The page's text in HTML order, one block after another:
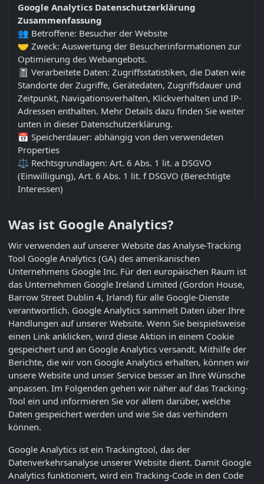
Google Analytics Datenschutzerklärung
Zusammenfassung
👥 Betroffene: Besucher der Website
🤝 Zweck: Auswertung der Besucherinformationen zur
Optimierung des Webangebots.
📓 Verarbeitete Daten: Zugriffsstatistiken, die Daten wie
Standorte der Zugriffe, Gerätedaten, Zugriffsdauer und
Zeitpunkt, Navigationsverhalten, Klickverhalten und IP-
Adressen enthalten. Mehr Details dazu finden Sie weiter
unten in dieser Datenschutzerklärung.
📅 Speicherdauer: abhängig von den verwendeten
Properties
⚖️ Rechtsgrundlagen: Art. 6 Abs. 1 lit. a DSGVO
(Einwilligung), Art. 6 Abs. 1 lit. f DSGVO (Berechtigte
Interessen)
Was ist Google Analytics?
Wir verwenden auf unserer Website das Analyse-Tracking
Tool Google Analytics (GA) des amerikanischen
Unternehmens Google Inc. Für den europäischen Raum ist
das Unternehmen Google Ireland Limited (Gordon House,
Barrow Street Dublin 4, Irland) für alle Google-Dienste
verantwortlich. Google Analytics sammelt Daten über Ihre
Handlungen auf unserer Website. Wenn Sie beispielsweise
einen Link anklicken, wird diese Aktion in einem Cookie
gespeichert und an Google Analytics versandt. Mithilfe der
Berichte, die wir von Google Analytics erhalten, können wir
unsere Website und unser Service besser an Ihre Wünsche
anpassen. Im Folgenden gehen wir näher auf das Tracking-
Tool ein und informieren Sie vor allem darüber, welche
Daten gespeichert werden und wie Sie das verhindern
können.
Google Analytics ist ein Trackingtool, das der
Datenverkehrsanalyse unserer Website dient. Damit Google
Analytics funktioniert, wird ein Tracking-Code in den Code